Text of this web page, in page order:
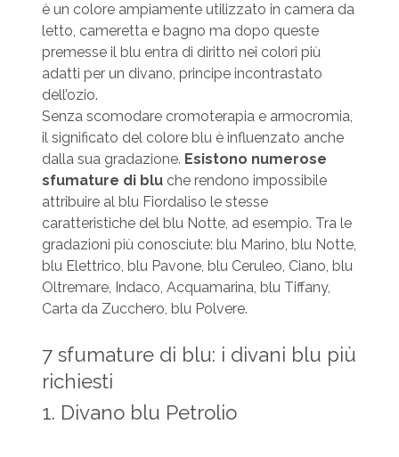
è un colore ampiamente utilizzato in camera da
letto, cameretta e bagno ma dopo queste
premesse il blu entra di diritto nei colori più
adatti per un divano, principe incontrastato
dell’ozio.
Senza scomodare cromoterapia e armocromia,
il significato del colore blu è influenzato anche
dalla sua gradazione. Esistono numerose
sfumature di bluche rendono impossibile
attribuire al blu Fiordaliso le stesse
caratteristiche del blu Notte, ad esempio. Tra le
gradazioni più conosciute: blu Marino, blu Notte,
blu Elettrico, blu Pavone, blu Ceruleo, Ciano, blu
Oltremare, Indaco, Acquamarina, blu Tiffany,
Carta da Zucchero, blu Polvere.
7 sfumature di blu: i divani blu più
richiesti
1. Divano blu Petrolio